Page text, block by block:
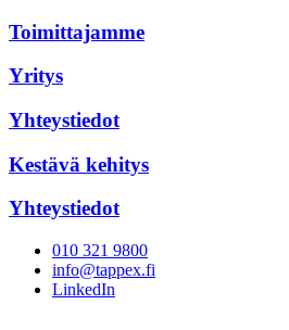
Toimittajamme
Yritys
Yhteystiedot
Kestävä kehitys
Yhteystiedot
010 321 9800
info@tappex.fi
LinkedIn